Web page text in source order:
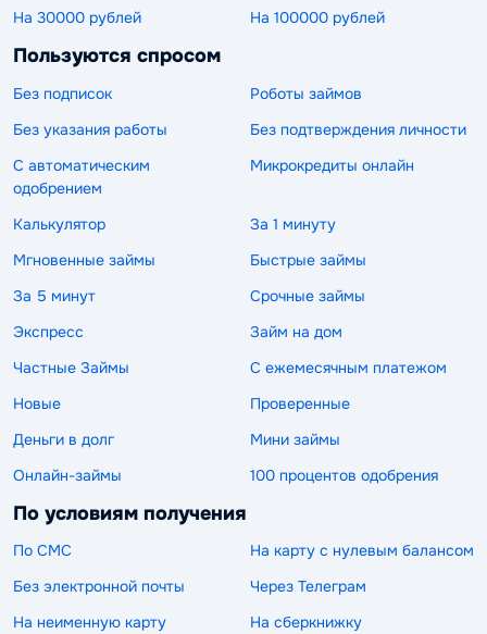
На 30000 рублей
На 100000 рублей
Пользуются спросом
Без подписок
Роботы займов
Без указания работы
Без подтверждения личности
С автоматическим
одобрением
Микрокредиты онлайн
Калькулятор
За 1 минуту
Мгновенные займы
Быстрые займы
За 5 минут
Срочные займы
Экспресс
Займ на дом
Частные Займы
С ежемесячным платежом
Новые
Проверенные
Деньги в долг
Мини займы
Онлайн-займы
100 процентов одобрения
По условиям получения
По СМС
На карту с нулевым балансом
Без электронной почты
Через Телеграм
На неименную карту
На сберкнижку